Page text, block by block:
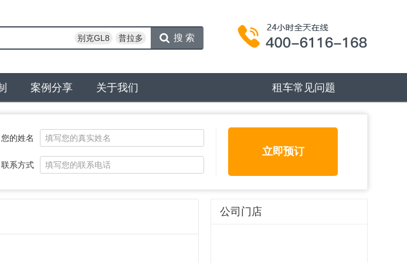
别克GL8 普拉多 搜索
案例分享 关于我们 租车常见问题
您的姓名
联系方式
立即预订
公司门店